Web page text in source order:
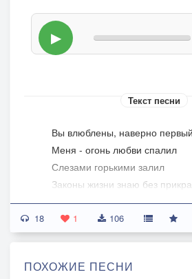
▶
Текст песни
Вы влюблены, наверно
Меня - огонь любви спалил
Слезами горькими залил
Законы жизни знаю без
А Вы меня сегодня удивили...
Сказали, что души в Вас нет
Глаза от удовольствия
18 1 106
ПОХОЖИЕ ПЕСНИ